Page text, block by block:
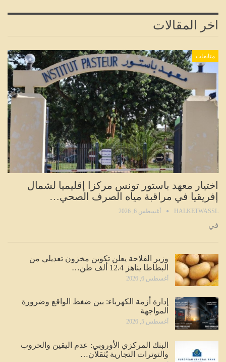
اخر المقالات
متابعات
اختيار معهد باستور تونس مركزا إقليميا لشمال
إفريقيا في مراقبة مياه الصرف الصحي…
HALKETWASSL أغسطس 6, 2026
في
وزير الفلاحة يعلن تكوين مخزون تعديلي من
البطاطا يناهز 12.4 ألف طن…
أغسطس 6, 2026
إدارة أزمة الكهرباء: بين ضغط الواقع وضرورة
المواجهة
أغسطس 5, 2026
البنك المركزي الأوروبي: عدم اليقين والحروب
والتوترات التجارية يُثقلان…